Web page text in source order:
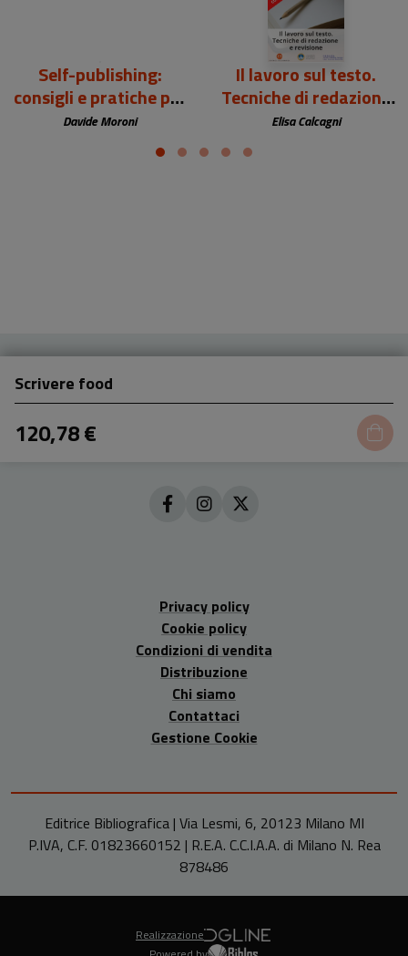
Self-publishing:
consigli e pratiche per
autopubblicarsi
Davide Moroni
Il lavoro sul testo.
Tecniche di redazione
e revisione | Corso
Elisa Calcagni
Scrivere food
120,78 €
Privacy policy
Cookie policy
Condizioni di vendita
Distribuzione
Chi siamo
Contattaci
Gestione Cookie
Editrice Bibliografica | Via Lesmi, 6, 20123 Milano MI
P.IVA, C.F. 01823660152 | R.E.A. C.C.I.A.A. di Milano N. Rea
878486
Realizzazione